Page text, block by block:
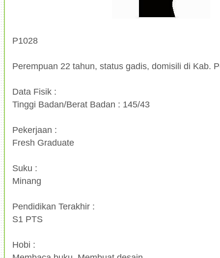
P1028
Perempuan 22 tahun, status gadis, domisili di Kab.
Data Fisik :
Tinggi Badan/Berat Badan : 145/43
Pekerjaan :
Fresh Graduate
Suku :
Minang
Pendidikan Terakhir :
S1 PTS
Hobi :